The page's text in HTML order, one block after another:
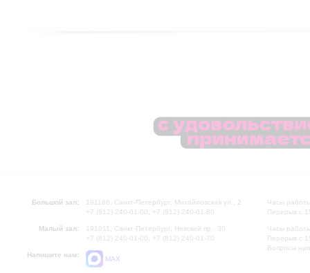
Большой зал:
191186, Санкт-Петербург, Михайловская ул., 2
+7 (812) 240-01-00, +7 (812) 240-01-80
Малый зал:
191011, Санкт-Петербург, Невский пр., 30
+7 (812) 240-01-00, +7 (812) 240-01-70
Напишите нам:
MAX
Часы
Перерыв с
Часы
Перерыв с
Вопросы